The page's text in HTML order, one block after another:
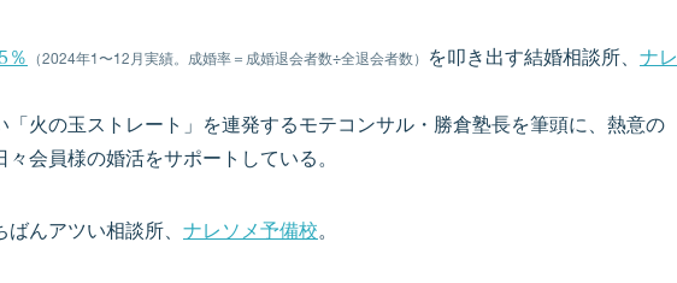
％ （2024年1〜12月実績。成婚率＝成婚退会者数÷全退会者数） を叩き出す結婚相談所、 ナレ
「火の玉ストレート」を連発するモテコンサル・勝倉塾長を筆頭に、熱意の
会員様の婚活をサポートしている。
んアツい相談所、 ナレソメ予備校。